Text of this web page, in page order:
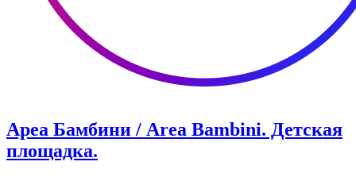
Ареа Бамбини / Area Bambini. ​Детская
площадка.